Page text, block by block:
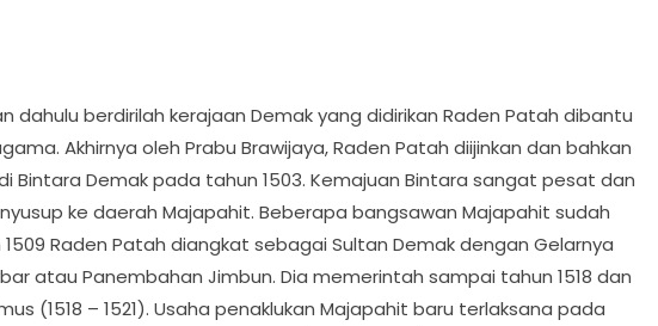
dahulu berdirilah kerajaan Demak yang didirikan Raden Patah dibantu
Akhirnya oleh Prabu Brawijaya, Raden Patah diijinkan dan bahkan
Bintara Demak pada tahun 1503. Kemajuan Bintara sangat pesat dan
ke daerah Majapahit. Beberapa bangsawan Majapahit sudah
1509 Raden Patah diangkat sebagai Sultan Demak dengan Gelarnya
atau Panembahan Jimbun. Dia memerintah sampai tahun 1518 dan
(1518 – 1521). Usaha penaklukan Majapahit baru terlaksana pada